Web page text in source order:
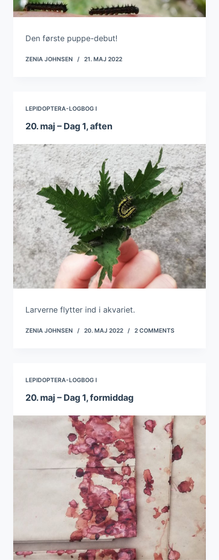
Den første puppe-debut!
ZENIA JOHNSEN 21. MAJ 2022
LEPIDOPTERA-LOGBOG I
20. maj – Dag 1, aften
Larverne flytter ind i akvariet.
ZENIA JOHNSEN 20. MAJ 2022 2 COMMENTS
LEPIDOPTERA-LOGBOG I
20. maj – Dag 1, formiddag